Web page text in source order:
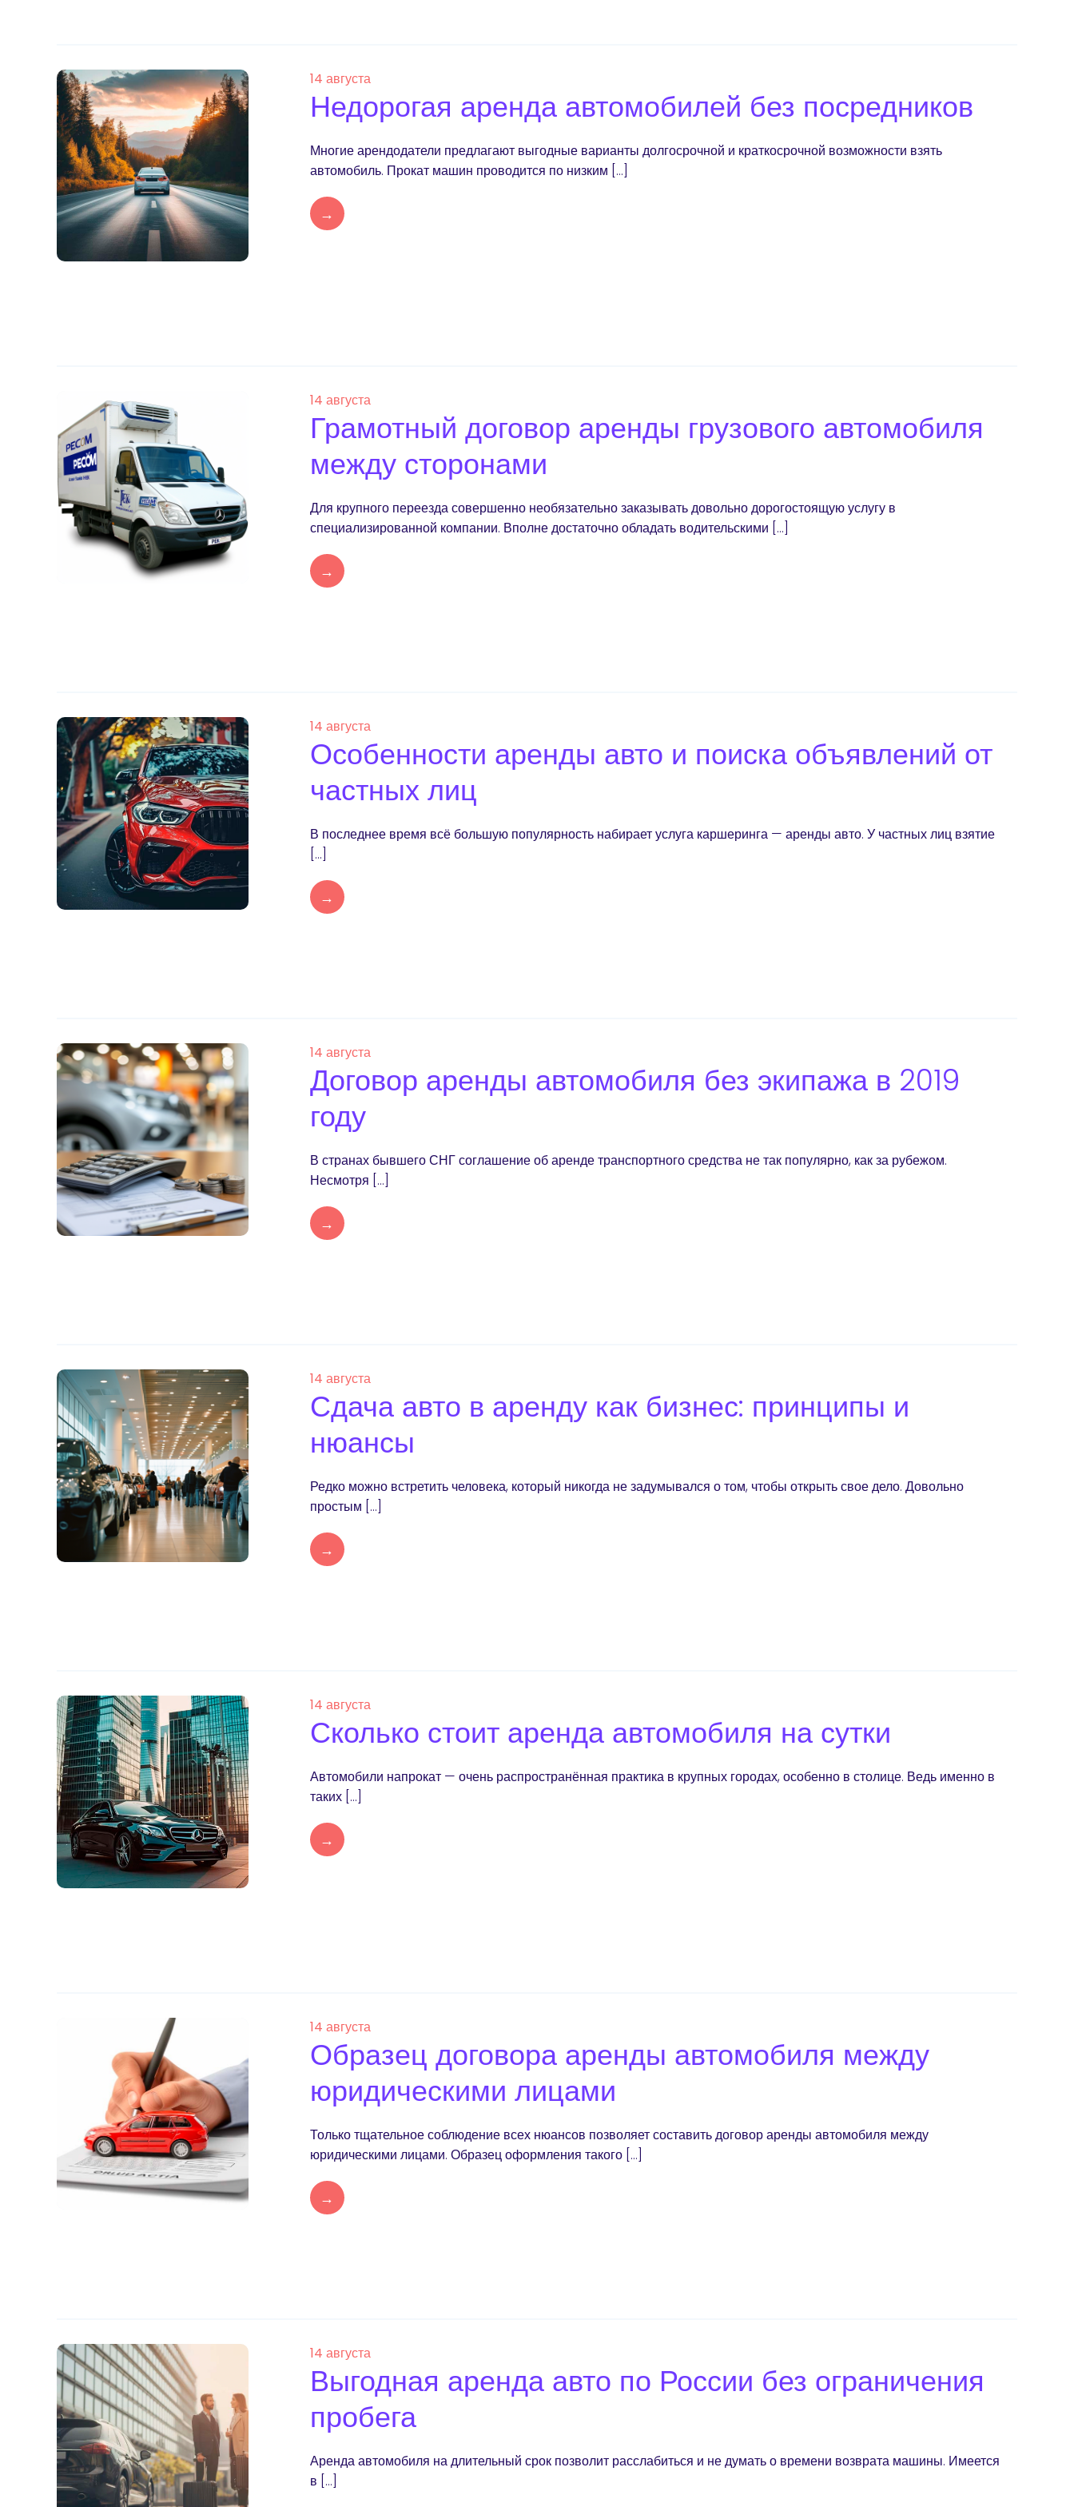
14 августа
Недорогая аренда автомобилей без посредников
Многие арендодатели предлагают выгодные варианты долгосрочной и краткосрочной возможности взять
автомобиль. Прокат машин проводится по низким […]
→
14 августа
Грамотный договор аренды грузового автомобиля
между сторонами
Для крупного переезда совершенно необязательно заказывать довольно дорогостоящую услугу в
специализированной компании. Вполне достаточно обладать водительскими […]
→
14 августа
Особенности аренды авто и поиска объявлений от
частных лиц
В последнее время всё большую популярность набирает услуга каршеринга — аренды авто. У частных лиц взятие
[…]
→
14 августа
Договор аренды автомобиля без экипажа в 2019
году
В странах бывшего СНГ соглашение об аренде транспортного средства не так популярно, как за рубежом.
Несмотря […]
→
14 августа
Сдача авто в аренду как бизнес: принципы и
нюансы
Редко можно встретить человека, который никогда не задумывался о том, чтобы открыть свое дело. Довольно
простым […]
→
14 августа
Сколько стоит аренда автомобиля на сутки
Автомобили напрокат — очень распространённая практика в крупных городах, особенно в столице. Ведь именно в
таких […]
→
14 августа
Образец договора аренды автомобиля между
юридическими лицами
Только тщательное соблюдение всех нюансов позволяет составить договор аренды автомобиля между
юридическими лицами. Образец оформления такого […]
→
14 августа
Выгодная аренда авто по России без ограничения
пробега
Аренда автомобиля на длительный срок позволит расслабиться и не думать о времени возврата машины. Имеется
в […]